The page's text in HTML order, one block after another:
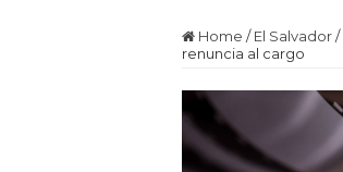
Home / El Salvador/
renuncia al cargo